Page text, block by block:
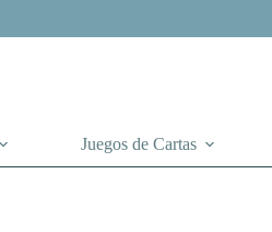
Juegos de Cartas